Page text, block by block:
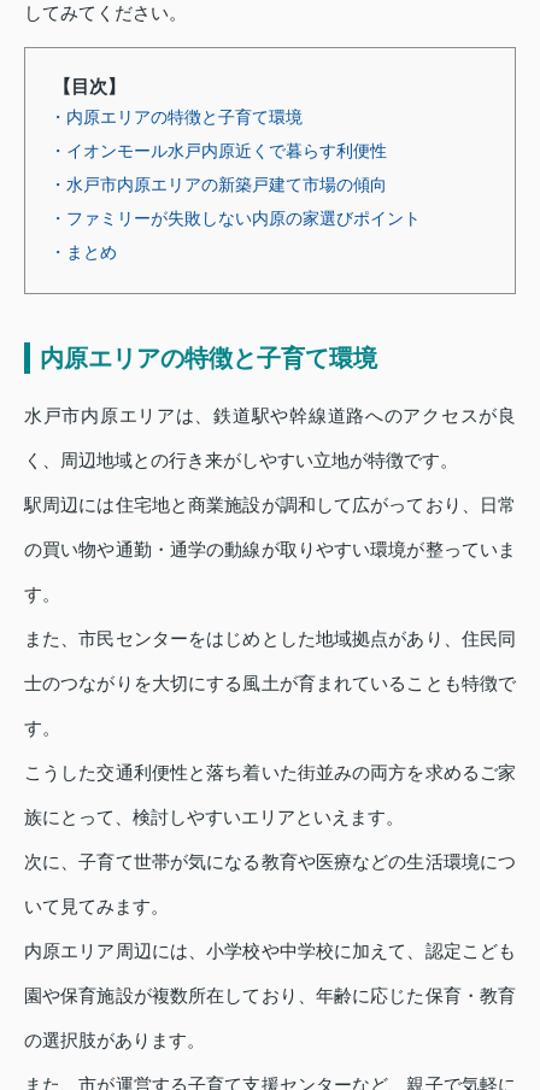
してみてください。
【目次】
・内原エリアの特徴と子育て環境
・イオンモール水戸内原近くで暮らす利便性
・水戸市内原エリアの新築戸建て市場の傾向
・ファミリーが失敗しない内原の家選びポイント
・まとめ
内原エリアの特徴と子育て環境
水戸市内原エリアは、鉄道駅や幹線道路へのアクセスが良
く、周辺地域との行き来がしやすい立地が特徴です。
駅周辺には住宅地と商業施設が調和して広がっており、日常
の買い物や通勤・通学の動線が取りやすい環境が整っていま
す。
また、市民センターをはじめとした地域拠点があり、住民同
士のつながりを大切にする風土が育まれていることも特徴で
す。
こうした交通利便性と落ち着いた街並みの両方を求めるご家
族にとって、検討しやすいエリアといえます。
次に、子育て世帯が気になる教育や医療などの生活環境につ
いて見てみます。
内原エリア周辺には、小学校や中学校に加えて、認定こども
園や保育施設が複数所在しており、年齢に応じた保育・教育
の選択肢があります。
また、市が運営する子育て支援センターなど、親子で気軽に